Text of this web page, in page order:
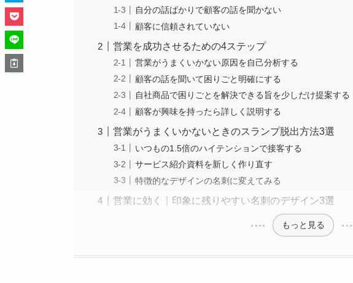
自分の話ばかりで顧客の話を聞かない
顧客に信頼されていない
営業を成功させるための4ステップ
営業がうまくいかない原因を自己分析する
顧客の話を聞いて困りごと明確にする
自社商品で困りごとを解決できる旨を少しだけ提案する
顧客が興味を持ったら詳しく説明する
営業がうまくいかないときのスランプ脱出方法3選
いつもの1.5倍のハイテンションで接客する
サービス紹介資料を新しく作り直す
特徴的なデザインの名刺に変えてみる
営業に効く｜印象に残りやすい名刺のデザイン3選
もっと見る